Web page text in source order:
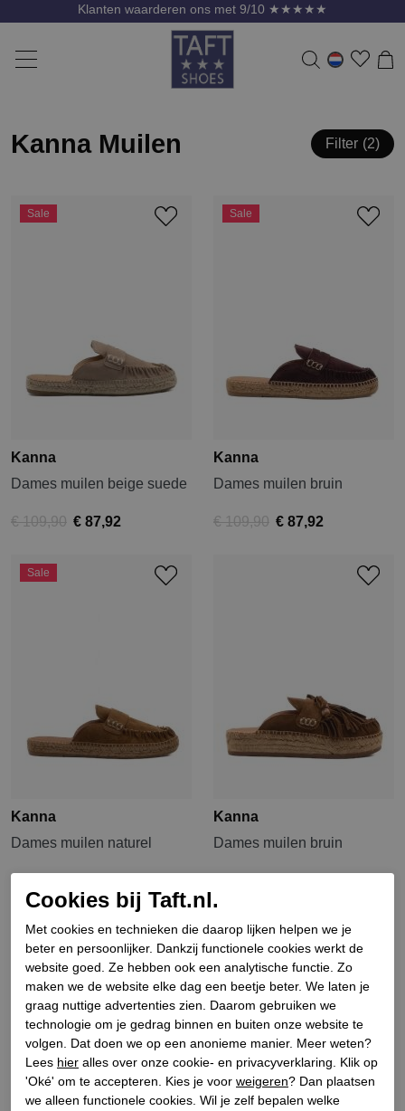
Klanten waarderen ons met 9/10 ★★★★★
Kanna Muilen Filter 2
Sale
Kanna
Dames muilen beige suede
€ 109,90 € 87,92
Sale
Kanna
Dames muilen bruin
€ 109,90 € 87,92
Sale
Kanna
Dames muilen naturel
Kanna
Dames muilen bruin
Cookies bij Taft.nl.
Met cookies en technieken die daarop lijken helpen we je
beter en persoonlijker. Dankzij functionele cookies werkt de
website goed. Ze hebben ook een analytische functie. Zo
maken we de website elke dag een beetje beter. We laten je
graag nuttige advertenties zien. Daarom gebruiken we
technologie om je gedrag binnen en buiten onze website te
volgen. Dat doen we op een anonieme manier. Meer weten?
Lees hier alles over onze cookie- en privacyverklaring. Klik op
'Oké' om te accepteren. Kies je voor weigeren? Dan plaatsen
we alleen functionele cookies. Wil je zelf bepalen welke